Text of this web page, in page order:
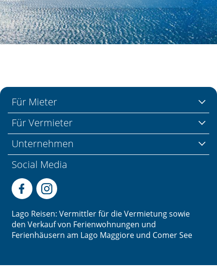
Für Mieter
Für Vermieter
Unternehmen
Social Media
Lago Reisen: Vermittler für die Vermietung sowie
den Verkauf von Ferienwohnungen und
Ferienhäusern am Lago Maggiore und Comer See